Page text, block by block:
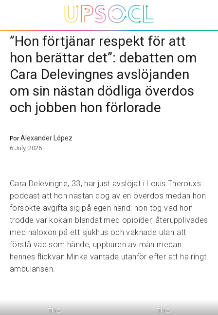
”Hon förtjänar respekt för att
hon berättar det”: debatten om
Cara Delevingnes avslöjanden
om sin nästan dödliga överdos
och jobben hon förlorade
PorAlexander López
6 July, 2026
Cara Delevingne, 33, har just avslöjat i Louis Therouxs
podcast att hon nästan dog av en överdos medan hon
försökte avgifta sig på egen hand: hon tog vad hon
trodde var kokain blandat med opioider, återupplivades
med naloxon på ett sjukhus och vaknade utan att
förstå vad som hände, uppburen av män medan
hennes flickvän Minke väntade utanför efter att ha ringt
ambulansen.
TMZ TMZ